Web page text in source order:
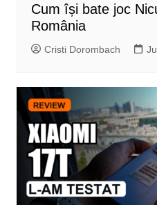
Cum își bate joc
România
Cristi Dorombach